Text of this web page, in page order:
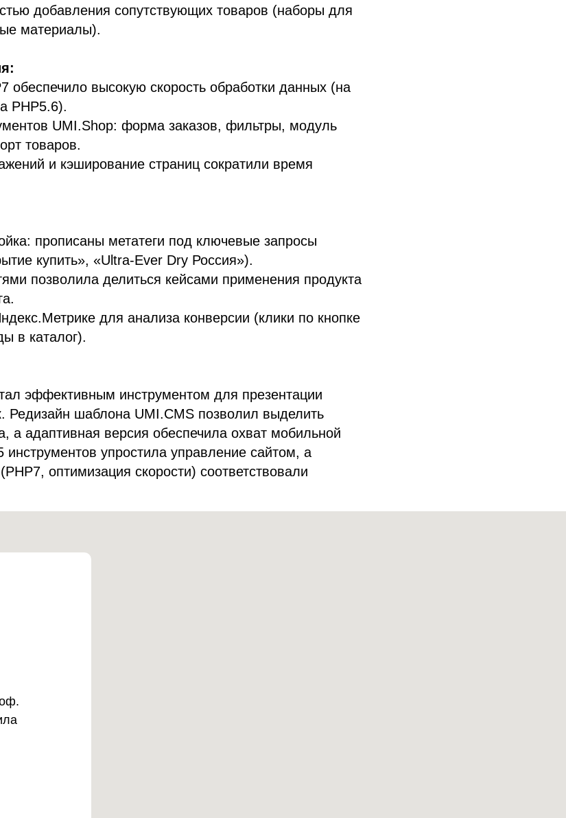
добавления сопутствующих товаров (наборы для
материалы).
обеспечило высокую скорость обработки данных (на
PHP5.6).
UMI.Shop: форма заказов, фильтры, модуль
товаров.
и кэширование страниц сократили время
прописаны метатеги под ключевые запросы
купить», «Ultra-Ever Dry Россия»).
позволила делиться кейсами применения продукта
для анализа конверсии (клики по кнопке
в каталог).
эффективным инструментом для презентации
Редизайн шаблона UMI.CMS позволил выделить
а адаптивная версия обеспечила охват мобильной
инструментов упростила управление сайтом, а
оптимизация скорости) соответствовали